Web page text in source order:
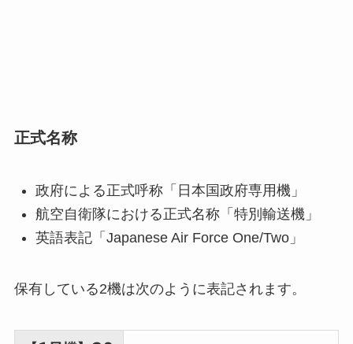
正式名称
政府による正式呼称「日本国政府専用機」
航空自衛隊における正式名称「特別輸送機」
英語表記「Japanese Air Force One/Two」
保有している2機は次のように表記されます。